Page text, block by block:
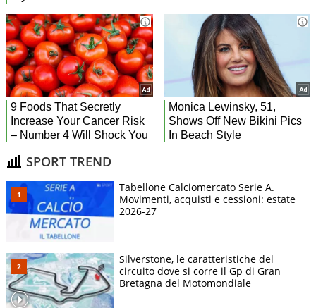
SPORT TREND
Tabellone Calciomercato Serie A.
Movimenti, acquisti e cessioni: estate
2026-27
Silverstone, le caratteristiche del
circuito dove si corre il Gp di Gran
Bretagna del Motomondiale